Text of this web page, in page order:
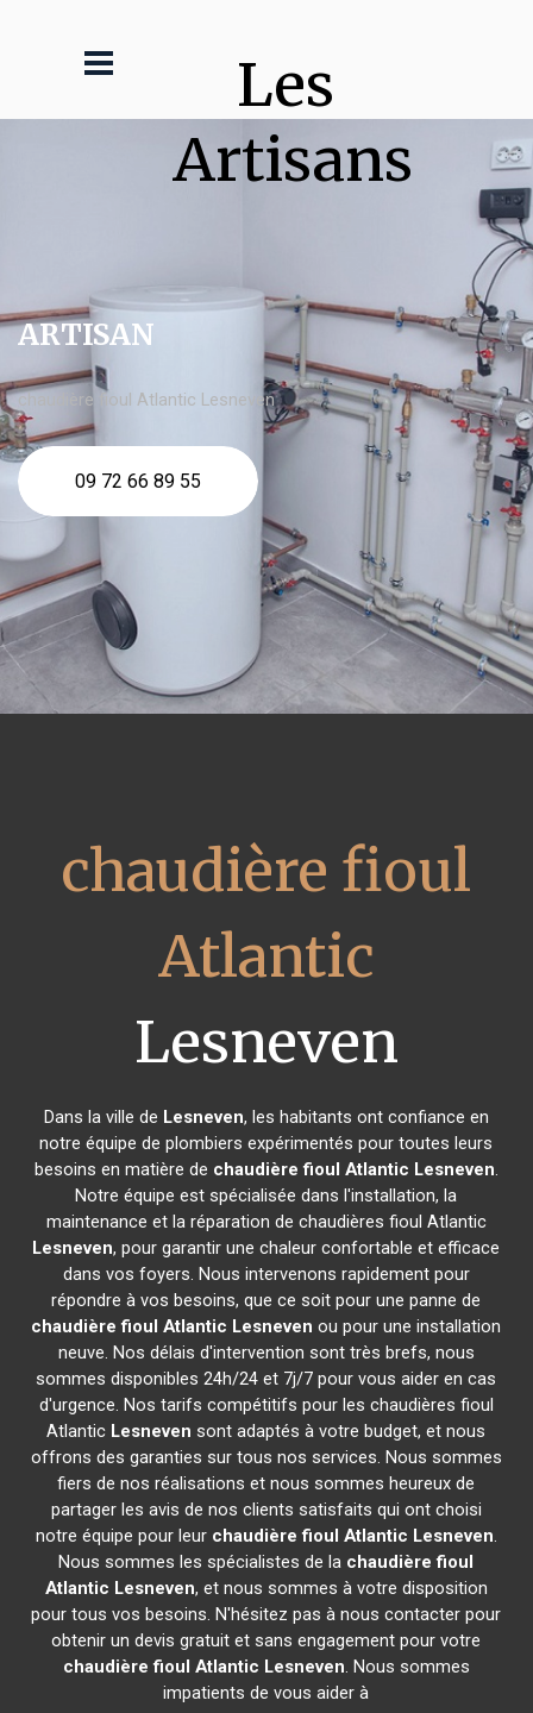
Les
Artisans
ARTISAN
chaudière fioul Atlantic Lesneven
09 72 66 89 55
chaudière fioul
Atlantic
Lesneven
Dans la ville de Lesneven, les habitants ont confiance en
notre équipe de plombiers expérimentés pour toutes leurs
besoins en matière de chaudière fioul Atlantic Lesneven.
Notre équipe est spécialisée dans l'installation, la
maintenance et la réparation de chaudières fioul Atlantic
Lesneven, pour garantir une chaleur confortable et efficace
dans vos foyers. Nous intervenons rapidement pour
répondre à vos besoins, que ce soit pour une panne de
chaudière fioul Atlantic Lesneven ou pour une installation
neuve. Nos délais d'intervention sont très brefs, nous
sommes disponibles 24h/24 et 7j/7 pour vous aider en cas
d'urgence. Nos tarifs compétitifs pour les chaudières fioul
Atlantic Lesneven sont adaptés à votre budget, et nous
offrons des garanties sur tous nos services. Nous sommes
fiers de nos réalisations et nous sommes heureux de
partager les avis de nos clients satisfaits qui ont choisi
notre équipe pour leur chaudière fioul Atlantic Lesneven.
Nous sommes les spécialistes de la chaudière fioul
Atlantic Lesneven, et nous sommes à votre disposition
pour tous vos besoins. N'hésitez pas à nous contacter pour
obtenir un devis gratuit et sans engagement pour votre
chaudière fioul Atlantic Lesneven. Nous sommes
impatients de vous aider à